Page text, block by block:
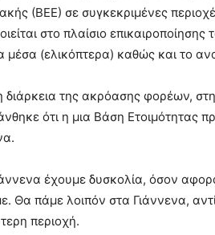
(ΒΕΕ) σε συγκεκριμένες
στο πλαίσιο
μέσα (ελικόπτερα) καθώς και το
διάρκεια της ακρόασης φορέων,
ότι η μια Βάση Ετοιμότητας
έχουμε δυσκολία, όσον
Θα πάμε λοιπόν στα Γιάννενα,
περιοχή.